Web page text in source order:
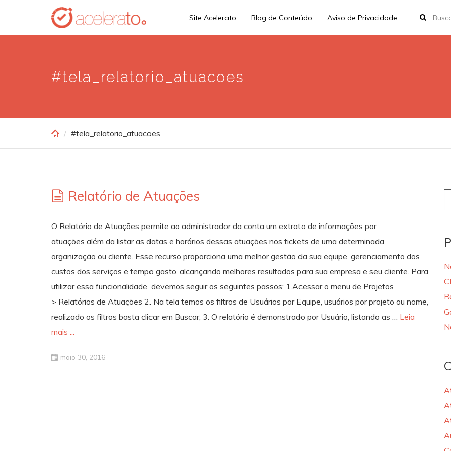
main
Site Acelerato Blog de Conteúdo Aviso de Privacidade
#tela_relatorio_atuacoes
#tela_relatorio_atuacoes
Relatório de Atuações
O Relatório de Atuações permite ao administrador da conta um extrato de informações por
atuações além da listar as datas e horários dessas atuações nos tickets de uma determinada
organização ou cliente. Esse recurso proporciona uma melhor gestão da sua equipe, gerenciamento dos
custos dos serviços e tempo gasto, alcançando melhores resultados para sua empresa e seu cliente. Para
utilizar essa funcionalidade, devemos seguir os seguintes passos: 1.Acessar o menu de Projetos
> Relatórios de Atuações 2. Na tela temos os filtros de Usuários por Equipe, usuários por projeto ou nome,
realizado os filtros basta clicar em Buscar; 3. O relatório é demonstrado por Usuário, listando as … Leia
mais ...
maio 30, 2016